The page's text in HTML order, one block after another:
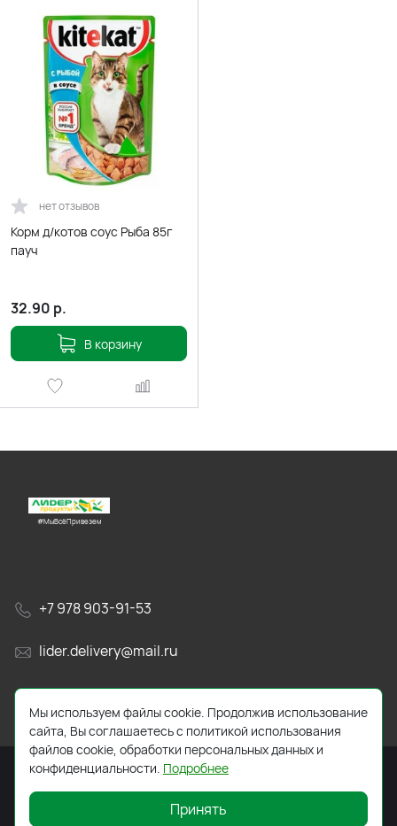
нет отзывов
Корм д/котов соус Рыба 85г
пауч
32.90 р.
В корзину
#МыВсёПривезем
+7 978 903-91-53
lider.delivery@mail.ru
просп. Генерала Острякова, 65А
Мы используем файлы cookie. Продолжив использование
сайта, Вы соглашаетесь с политикой использования
файлов cookie, обработки персональных данных и
конфиденциальности. Подробнее
Принять